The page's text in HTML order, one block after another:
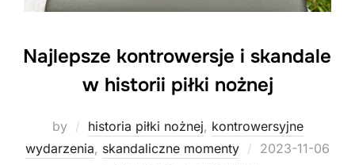
Najlepsze kontrowersje i skandale
w historii piłki nożnej
by historia piłki nożnej, kontrowersyjne
wydarzenia, skandaliczne momenty
Posted
2023-11-06